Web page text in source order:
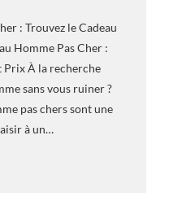
: Trouvez le Cadeau
Homme Pas Cher :
Prix À la recherche
sans vous ruiner ?
pas chers sont une
à un…